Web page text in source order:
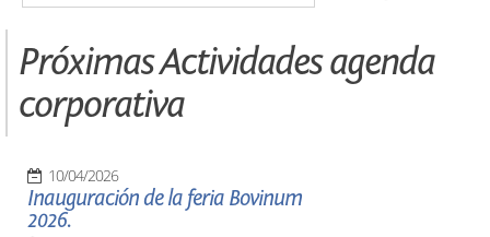
Próximas Actividades agenda
corporativa
10/04/2026
Inauguración de la feria Bovinum
2026.